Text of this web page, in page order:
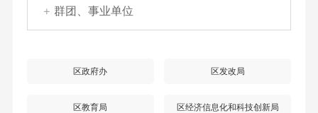
群团、事业单位
区政府办 区发改局
区教育局 区经济信息化和科技创新局